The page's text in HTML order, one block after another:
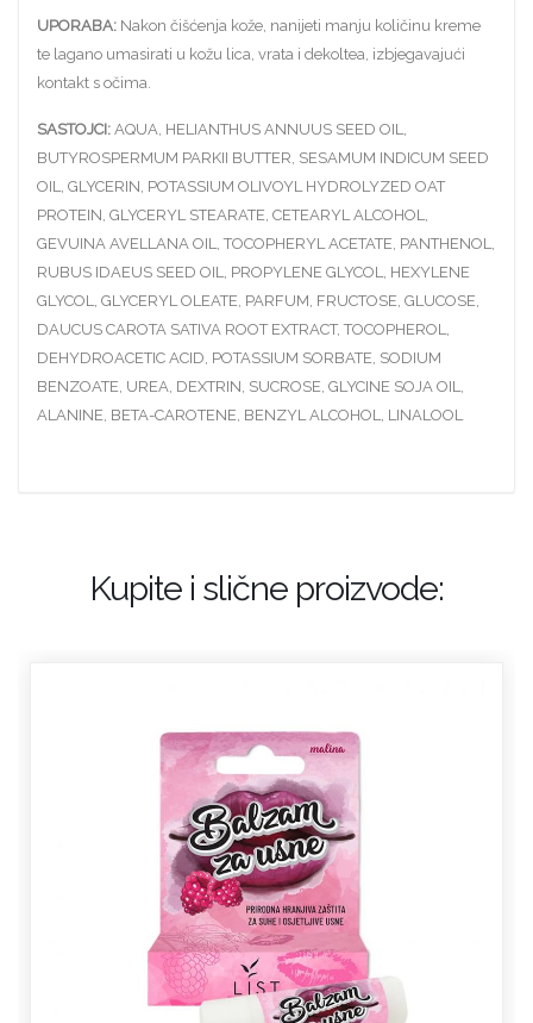
UPORABA: Nakon čišćenja kože, nanijeti manju količinu kreme
te lagano umasirati u kožu lica, vrata i dekoltea, izbjegavajući
kontakt s očima.
SASTOJCI: AQUA, HELIANTHUS ANNUUS SEED OIL,
BUTYROSPERMUM PARKII BUTTER, SESAMUM INDICUM SEED
OIL, GLYCERIN, POTASSIUM OLIVOYL HYDROLYZED OAT
PROTEIN, GLYCERYL STEARATE, CETEARYL ALCOHOL,
GEVUINA AVELLANA OIL, TOCOPHERYL ACETATE, PANTHENOL,
RUBUS IDAEUS SEED OIL, PROPYLENE GLYCOL, HEXYLENE
GLYCOL, GLYCERYL OLEATE, PARFUM, FRUCTOSE, GLUCOSE,
DAUCUS CAROTA SATIVA ROOT EXTRACT, TOCOPHEROL,
DEHYDROACETIC ACID, POTASSIUM SORBATE, SODIUM
BENZOATE, UREA, DEXTRIN, SUCROSE, GLYCINE SOJA OIL,
ALANINE, BETA-CAROTENE, BENZYL ALCOHOL, LINALOOL
Kupite i slične proizvode: